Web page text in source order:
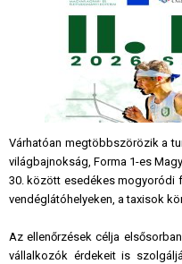
Várhatóan megtöbbszörözik a
világbajnokság, Forma 1-es
30. között esedékes mogyoródi
vendéglátóhelyeken, a taxisok
Az ellenőrzések célja
vállalkozók érdekeit is